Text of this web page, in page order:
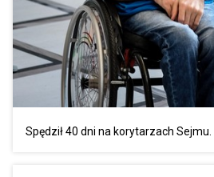
Spędził 40 dni na korytarzach Sejmu.